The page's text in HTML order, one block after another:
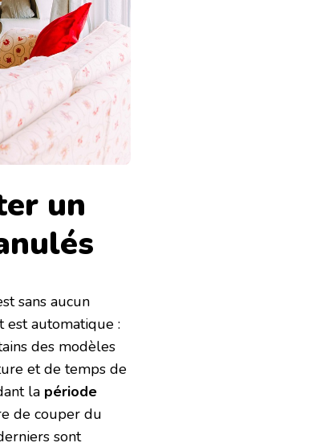
un
sans aucun
est automatique :
des modèles
et de temps de
la période
de couper du
sont